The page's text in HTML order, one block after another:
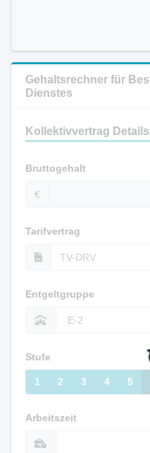
Gehaltsrechner für
Dienstes
Kollektivvertrag Details
Bruttogehalt
€
Tarifvertrag
Entgeltgruppe
Stufe
1 2 3 4 5
Arbeitszeit